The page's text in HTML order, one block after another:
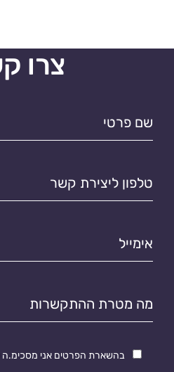
צרו
פרטי*
ליצירת
התקשרות
בהשארת הפרטים אני מסכימ.ה